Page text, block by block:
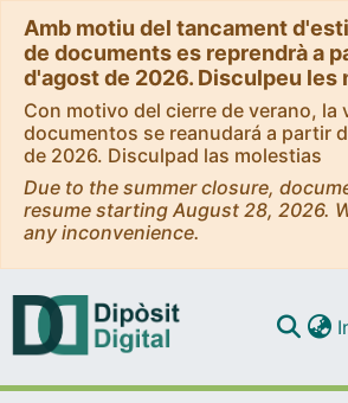
Amb motiu del tancament
de documents es reprendrà a
d'agost de 2026. Disculpeu les
Con motivo del cierre de verano, la
documentos se reanudará a partir
de 2026. Disculpad las molestias
Due to the summer closure,
resume starting August 28, 2026.
any inconvenience.